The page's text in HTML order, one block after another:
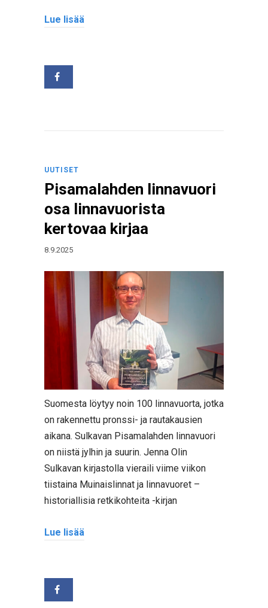
Lue lisää
UUTISET
Pisamalahden linnavuori
osa linnavuorista
kertovaa kirjaa
8.9.2025
Suomesta löytyy noin 100 linnavuorta, jotka
on rakennettu pronssi- ja rautakausien
aikana. Sulkavan Pisamalahden linnavuori
on niistä jylhin ja suurin. Jenna Olin
Sulkavan kirjastolla vieraili viime viikon
tiistaina Muinaislinnat ja linnavuoret –
historiallisia retkikohteita -kirjan
Lue lisää